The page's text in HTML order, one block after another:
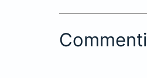
Commenti